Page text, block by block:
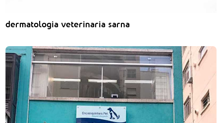
dermatologia veterinaria sarna